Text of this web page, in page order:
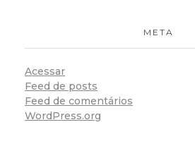
META
Acessar
Feed de posts
Feed de comentários
WordPress.org